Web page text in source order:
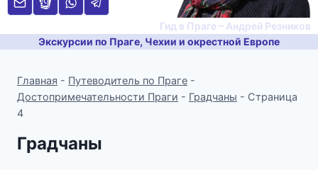
Гид в Праге – Андрей Резников
Экскурсии по Праге, Чехии и окрестной Европе
Главная - Путеводитель по Праге -
Достопримечательности Праги - Градчаны - Страница
4
Градчаны